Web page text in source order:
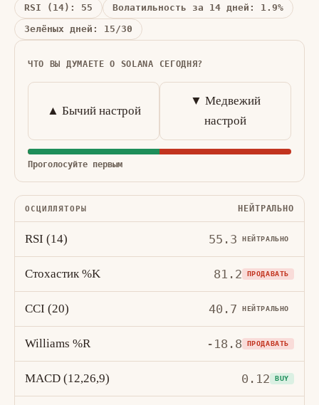
RSI (14): 55
Волатильность за 14 дней: 1.9%
Зелёных дней: 15/30
ЧТО ВЫ ДУМАЕТЕ О SOLANA СЕГОДНЯ?
▲ Бычий настрой
▼ Медвежий
настрой
Проголосуйте первым
ОСЦИЛЛЯТОРЫ НЕЙТРАЛЬНО
RSI (14) 55.3 НЕЙТРАЛЬНО
Стохастик %K 81.2 ПРОДАВАТЬ
CCI (20) 40.7 НЕЙТРАЛЬНО
Williams %R -18.8 ПРОДАВАТЬ
MACD (12,26,9) 0.12 BUY